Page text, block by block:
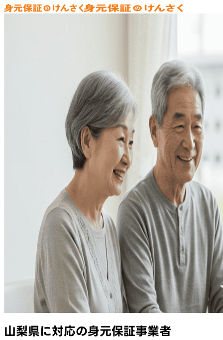
山梨県に対応の身元保証事業者